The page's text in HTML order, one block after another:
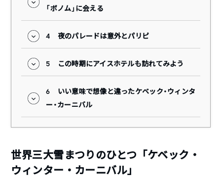
「ボノム」に会える
4 夜のパレードは意外とパリピ
5 この時期にアイスホテルも訪れてみよう
6
いい意味で想像と違ったケベック・ウィンタ
ー・カーニバル
世界三大雪まつりのひとつ「ケベック・
ウィンター・カーニバル」